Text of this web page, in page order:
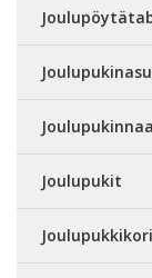
Joulupukit